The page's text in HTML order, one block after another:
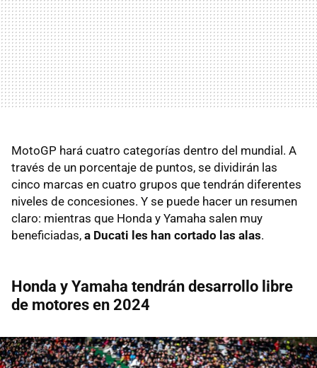
MotoGP hará cuatro categorías dentro del mundial. A
través de un porcentaje de puntos, se dividirán las
cinco marcas en cuatro grupos que tendrán diferentes
niveles de concesiones. Y se puede hacer un resumen
claro: mientras que Honda y Yamaha salen muy
beneficiadas, a Ducati les han cortado las alas.
Honda y Yamaha tendrán desarrollo libre
de motores en 2024